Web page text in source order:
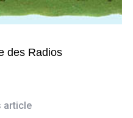
des Radios
article